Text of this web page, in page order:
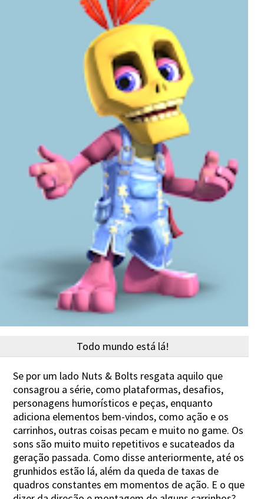
Todo mundo está lá!
Se por um lado Nuts & Bolts resgata aquilo que
consagrou a série, como plataformas, desafios,
personagens humorísticos e peças, enquanto
adiciona elementos bem-vindos, como ação e os
carrinhos, outras coisas pecam e muito no game. Os
sons são muito muito repetitivos e sucateados da
geração passada. Como disse anteriormente, até os
grunhidos estão lá, além da queda de taxas de
quadros constantes em momentos de ação. E o que